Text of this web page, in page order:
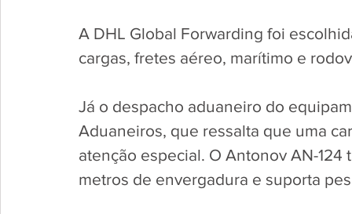
A DHL Global Forwarding foi
cargas, fretes aéreo, marítimo e
Já o despacho aduaneiro do
Aduaneiros, que ressalta que uma
atenção especial. O Antonov AN-
metros de envergadura e suporta